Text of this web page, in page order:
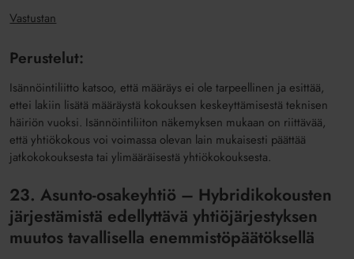
Vastustan
Perustelut:
Isännöintiliitto katsoo, että määräys ei ole tarpeellinen ja esittää,
ettei lakiin lisätä määräystä kokouksen keskeyttämisestä teknisen
häiriön vuoksi. Isännöintiliiton näkemyksen mukaan on riittävää,
että yhtiökokous voi voimassa olevan lain mukaisesti päättää
jatkokokouksesta tai ylimääräisestä yhtiökokouksesta.
23. Asunto-osakeyhtiö – Hybridikokousten
järjestämistä edellyttävä yhtiöjärjestyksen
muutos tavallisella enemmistöpäätöksellä